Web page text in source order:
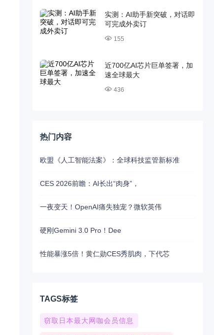
实测：AI助手新突破，对话即
可完成外卖订
155
近700亿AI芯片巨单签署，加
速全球最大
436
热门内容
欧盟《人工智能法案》：全球科技监管新标准
CES 2026前瞻：AI长出“肉身”，
一夜变天！OpenAI痛失独宠？微软英伟
硬刚Gemini 3.0 Pro！Dee
性能暴涨5倍！黄仁勋CES秀肌肉，下代芯
TAGS标签
窃取日本最大网咖会员信息